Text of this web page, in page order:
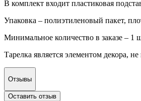
В комплект входит пластиковая
Упаковка – полиэтиленовый пакет,
Минимальное количество в заказе – 1
Тарелка является элементом декора,
Отзывы
Оставить отзыв